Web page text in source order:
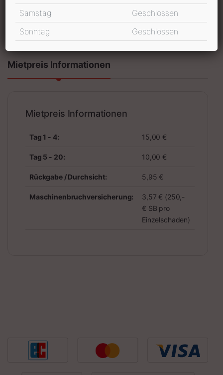
In den Warenkorb
inkl. 19 % MwSt.
Mietpreis Informationen
Mietpreis Informationen
Tag 1 - 4: 15,00 €
Tag 5 - 20: 10,00 €
Rückgabe / Durchsicht: 5,95 €
Maschinenbruchversicherung:
3,57 € (250,-
€ SB pro
Einzelschaden)
Samstag
Geschlossen
Sonntag
Geschlossen